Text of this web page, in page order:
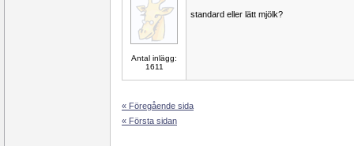
Antal inlägg:
1611
standard eller lätt mjölk?
« Föregående sida
« Första sidan